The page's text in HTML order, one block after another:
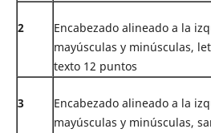
2
Encabezado alineado a la
mayúsculas y minúsculas,
texto 12 puntos
3
Encabezado alineado a la
mayúsculas y minúsculas,